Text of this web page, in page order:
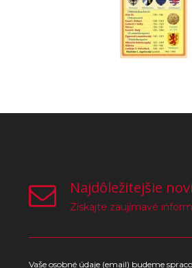
Najdôležitejšie
Získajte zaujímavé
Vaše osobné údaje (email) budeme